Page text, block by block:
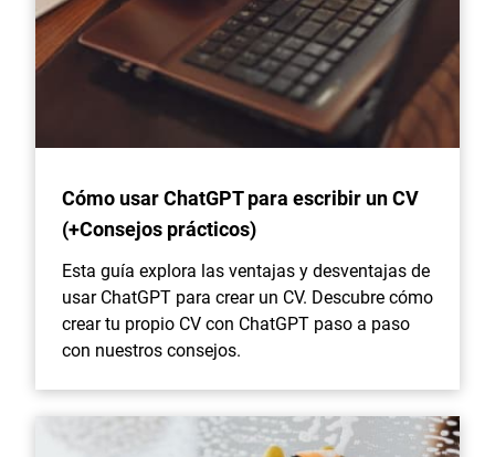
Cómo usar ChatGPT para escribir un CV
(+Consejos prácticos)
Esta guía explora las ventajas y desventajas de
usar ChatGPT para crear un CV. Descubre cómo
crear tu propio CV con ChatGPT paso a paso
con nuestros consejos.